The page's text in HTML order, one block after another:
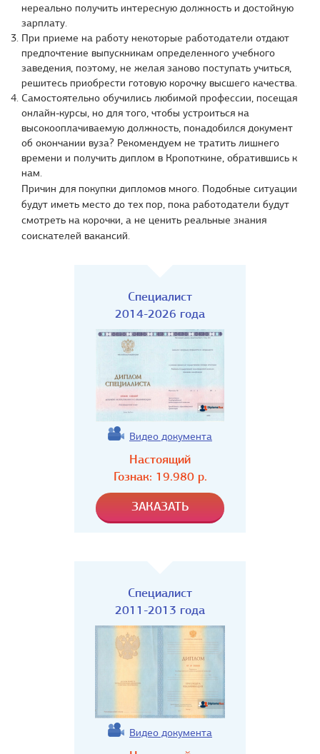
нереально получить интересную должность и достойную
зарплату.
При приеме на работу некоторые работодатели отдают
предпочтение выпускникам определенного учебного
заведения, поэтому, не желая заново поступать учиться,
решитесь приобрести готовую корочку высшего качества.
Самостоятельно обучились любимой профессии, посещая
онлайн-курсы, но для того, чтобы устроиться на
высокооплачиваемую должность, понадобился документ
об окончании вуза? Рекомендуем не тратить лишнего
времени и получить диплом в Кропоткине, обратившись к
нам.
Причин для покупки дипломов много. Подобные ситуации
будут иметь место до тех пор, пока работодатели будут
смотреть на корочки, а не ценить реальные знания
соискателей вакансий.
Специалист
2014-2026 года
Видео документа
Настоящий
Гознак: 19.980р.
Специалист
2011-2013 года
Видео документа